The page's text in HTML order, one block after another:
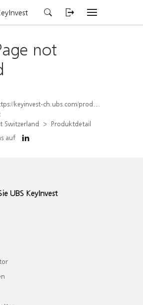
not
keyinvest-ch.ubs.com/produkt/detail/index/isin/CH1570531850
Switzerland
Produktdetail
auf
UBS KeyInvest